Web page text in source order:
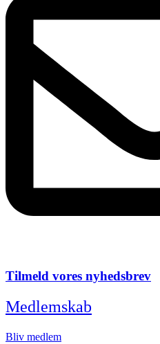
Tilmeld vores nyhedsbrev
Medlemskab
Bliv medlem